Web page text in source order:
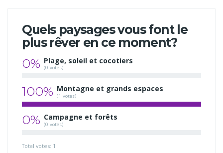
Quels paysages vous font le
plus rêver en ce moment?
0% Plage, soleil et cocotiers
(0 votes)
100% Montagne et grands espaces
(1 votes)
0% Campagne et forêts
(0 votes)
Total votes: 1